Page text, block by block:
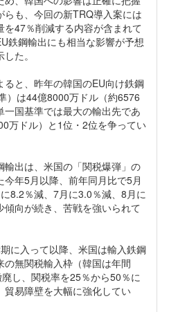
らも、今回の新TRQ導入案には
を47％削減する内容が含まれて
鉄鋼輸出にも相当な影響が予想
た。
ると、昨年の韓国のEU向け鉄鋼
）は44億8000万ドル（約6576
一国基準では最大の輸出先であ
万ドル）と1位・2位を争ってい
輸出は、米国の「関税爆弾」の
今年5月以降、前年同月比で5月
8.2％減、7月に3.0％減、8月に
傾向が続き、苦戦を強いられて
に入って以降、米国は輸入鉄鋼
の無関税輸入枠（韓国は年間
し、関税率を25％から50％に
貿易障壁を大幅に強化してい